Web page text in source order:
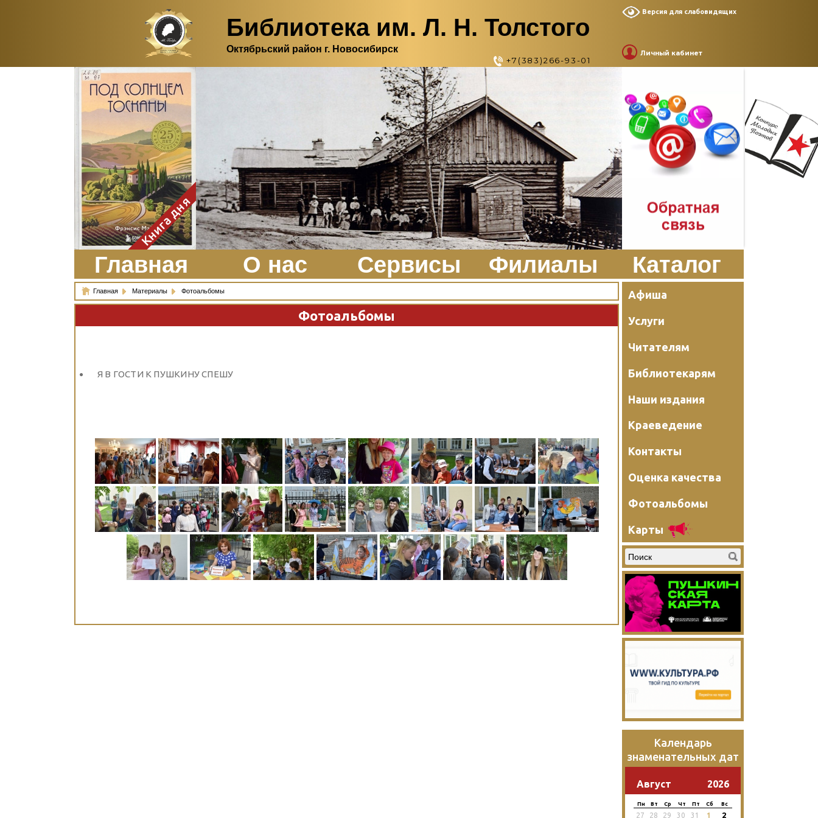
Библиотека им. Л. Н. Толстого
Октябрьский район г. Новосибирск
+7(383)266-93-01
Версия для слабовидящих
Личный кабинет
Здесь, в своем
итальянском доме, я вновь
испытала первичную
радость единения с
природой. Дом открыт
для бабочек, стрекоз, пчёл
или всех, кто пожелает
влететь в одно окно и
вылететь из другого. Едим
мы почти всегда во
дворе. Во мне настолько
возродился здравый
смысл моей матери -
умение наслаждаться
настоящим и не спешить, -
что даже нашлось время
отполировать до блеска
оконное стекло.
ЗаказатьКнига дня
Главная О нас Сервисы Филиалы Каталог
Главная Материалы Фотоальбомы
Фотоальбомы
Я В ГОСТИ К ПУШКИНУ СПЕШУ
Афиша
Услуги
Читателям
Библиотекарям
Наши издания
Краеведение
Контакты
Оценка качества
Фотоальбомы
Карты
Календарь
знаменательных дат
Август 2026
Пн Вт Ср Чт Пт Сб Вс
27 28 29 30 31 1 2